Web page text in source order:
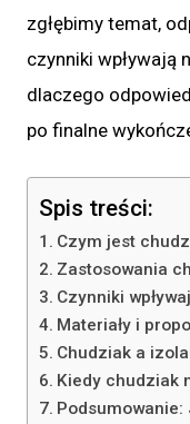
zgłębimy temat,
czynniki wpływają
dlaczego
po finalne
Spis treści:
Czym jest
Zastosowania
Czynniki
Materiały i
Chudziak a
Kiedy chudziak